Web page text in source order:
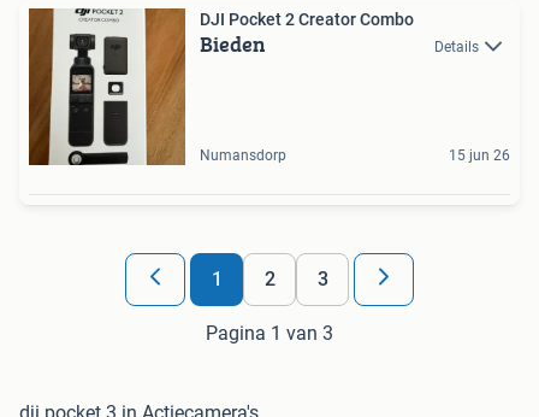
DJI Pocket 2 Creator Combo
Bieden Details
Numansdorp 15 jun 26
1 2 3
Pagina 1 van 3
dji pocket 3 in Actiecamera's